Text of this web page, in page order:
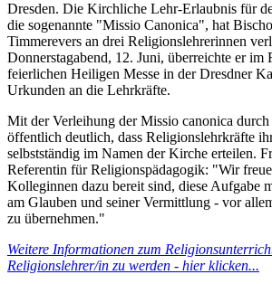
Dresden. Die Kirchliche Lehr-Erlaubnis für
die sogenannte "Missio Canonica", hat
Timmerevers an drei Religionslehrerinnen
Donnerstagabend, 12. Juni, überreichte erim
feierlichen Heiligen Messe in der Dresdner
Urkunden an die Lehrkräfte.
Mit der Verleihung der Missio canonica
öffentlich deutlich, dass Religionslehrkräfte
selbstständig im Namen der Kirche erteilen.
Referentin für Religionspädagogik: "Wir
Kolleginnen dazu bereit sind, diese Aufgabe
am Glauben und seiner Vermittlung - vor
zu übernehmen."
Weitere Informationen zum
Religionslehrer/in zu werden - hier klicken...